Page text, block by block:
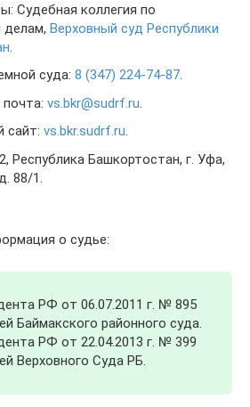
Судебная коллегия по
делам, Верховный суд Республики
суда: 8 (347) 224-74-87.
vs.bkr@sudrf.ru
сайт: vs.bkr.sudrf.ru.
Республика Башкортостан, г. Уфа,
88/1.
о судье:
РФ от 06.07.2011 г. № 895
Баймакского районного суда.
РФ от 22.04.2013 г. № 399
Верховного Суда РБ.